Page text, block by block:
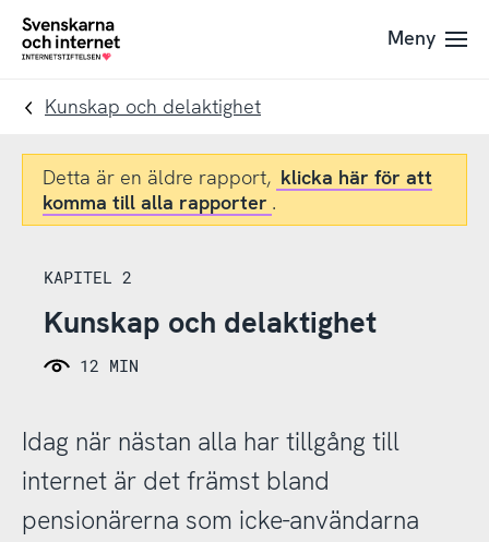
Till
navigation
Till
innehåll
To
Meny
Kunskap och delaktighet
Detta är en äldre rapport, klicka här för att
komma till alla rapporter .
KAPITEL 2
Kunskap och delaktighet
12 MIN
Idag när nästan alla har tillgång till
internet är det främst bland
pensionärerna som icke-användarna